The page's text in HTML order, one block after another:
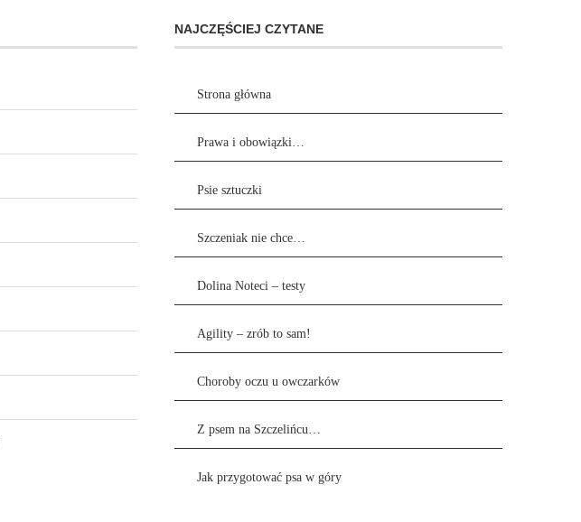
NAJCZĘŚCIEJ CZYTANE
Strona główna
Prawa i obowiązki…
Psie sztuczki
Szczeniak nie chce…
Dolina Noteci – testy
Agility – zrób to sam!
Choroby oczu u owczarków
Z psem na Szczelińcu…
Jak przygotować psa w góry